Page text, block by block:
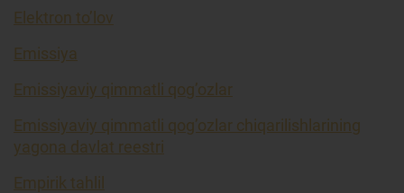
Elektron to’lov
Emissiya
Emissiyaviy qimmatli qog’ozlar
Emissiyaviy qimmatli qog’ozlar chiqarilishlarining
yagona davlat reestri
Empirik tahlil